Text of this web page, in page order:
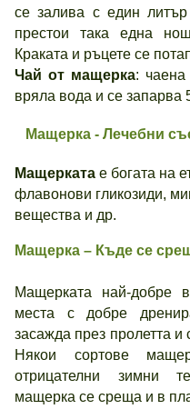
се залива с един
престои така една
Краката и ръцете се
Чай от мащерка:
вряла вода и се запарва
Мащерка - Лечебни
Мащерката е богата на
флавонови гликозиди,
вещества и др.
Мащерка – Къде се
Мащерката най-добре
места с добре
засажда през пролетта и
Някои сортове
отрицателни зимни
мащерка се среща и в